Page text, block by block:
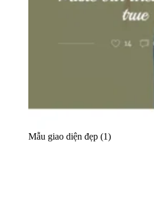
Mẫu giao diện đẹp (1)